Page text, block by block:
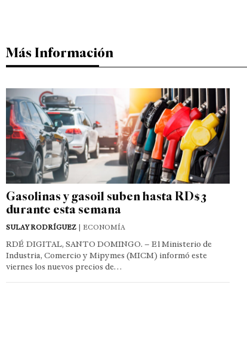
Más Información
Gasolinas y gasoil suben hasta RD$3
durante esta semana
SULAY RODRÍGUEZ | ECONOMÍA
RDÉ DIGITAL, SANTO DOMINGO. – El Ministerio de
Industria, Comercio y Mipymes (MICM) informó este
viernes los nuevos precios de…